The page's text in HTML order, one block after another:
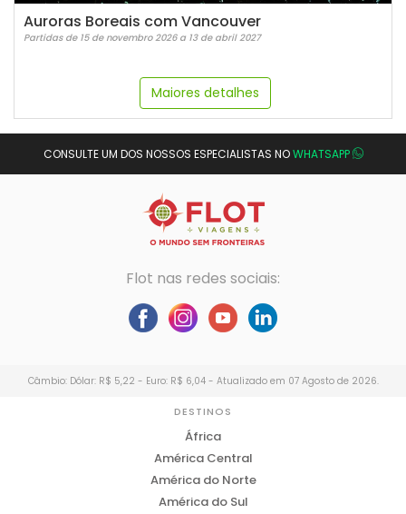
Auroras Boreais com Vancouver
Partidas de 15 de novembro 2026 a 13 de abril 2027
Maiores detalhes
CONSULTE UM DOS NOSSOS ESPECIALISTAS NOWHATSAPP
Flot nas redes sociais:
Câmbio: Dólar: R$ 5,22 - Euro: R$ 6,04 - Atualizado em 07 Agosto de 2026.
DESTINOS
África
América Central
América do Norte
América do Sul